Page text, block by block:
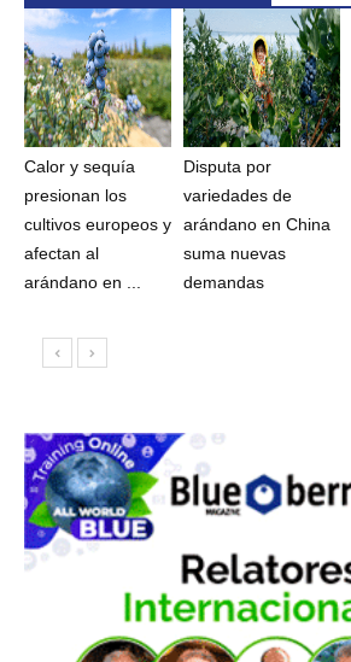
Calor y sequía
presionan los
cultivos europeos y
afectan al
arándano en ...
Disputa por
variedades de
arándano en China
suma nuevas
demandas